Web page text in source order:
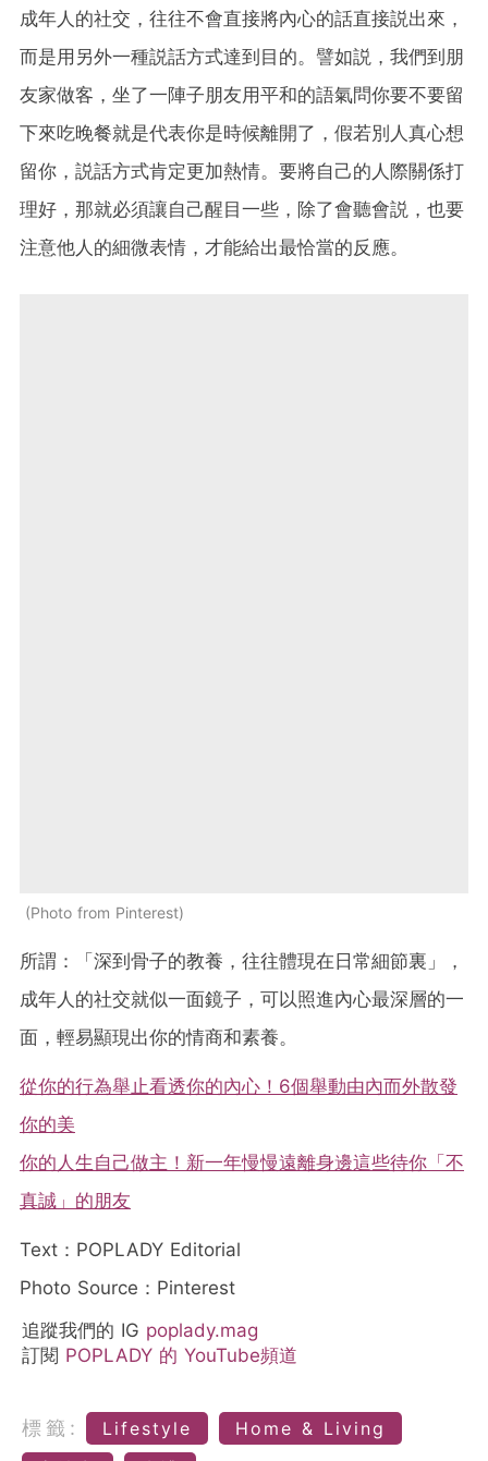
成年人的社交，往往不會直接將內心的話直接説出來，
而是用另外一種説話方式達到目的。譬如説，我們到朋
友家做客，坐了一陣子朋友用平和的語氣問你要不要留
下來吃晚餐就是代表你是時候離開了，假若別人真心想
留你，説話方式肯定更加熱情。要將自己的人際關係打
理好，那就必須讓自己醒目一些，除了會聽會説，也要
注意他人的細微表情，才能給出最恰當的反應。
Photo from Pinterest
所謂：「深到骨子的教養，往往體現在日常細節裏」，
成年人的社交就似一面鏡子，可以照進內心最深層的一
面，輕易顯現出你的情商和素養。
從你的行為舉止看透你的內心！6個舉動由內而外散發
你的美
你的人生自己做主！新一年慢慢遠離身邊這些待你「不
真誠」的朋友
Text：POPLADY Editorial
Photo Source：Pinterest
追蹤我們的 IG poplady.mag
訂閱 POPLADY 的 YouTube頻道
標籤: Lifestyle
Home & Living